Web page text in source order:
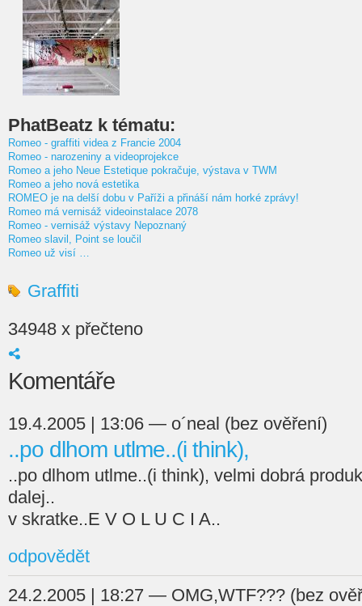
PhatBeatz k tématu:
Romeo - graffiti videa z Francie 2004
Romeo - narozeniny a videoprojekce
Romeo a jeho Neue Estetique pokračuje, výstava v TWM
Romeo a jeho nová estetika
ROMEO je na delší dobu v Paříži a přináší nám horké zprávy!
Romeo má vernisáž videoinstalace 2078
Romeo - vernisáž výstavy Nepoznaný
Romeo slavil, Point se loučil
Romeo už visí …
Graffiti
34948 x přečteno
Komentáře
19.4.2005 | 13:06 — o´neal (bez ověření)
..po dlhom utlme..(i think),
..po dlhom utlme..(i think), velmi dobrá
dalej..
v skratke..E V O L U C I A..
odpovědět
24.2.2005 | 18:27 — OMG,WTF??? (bez